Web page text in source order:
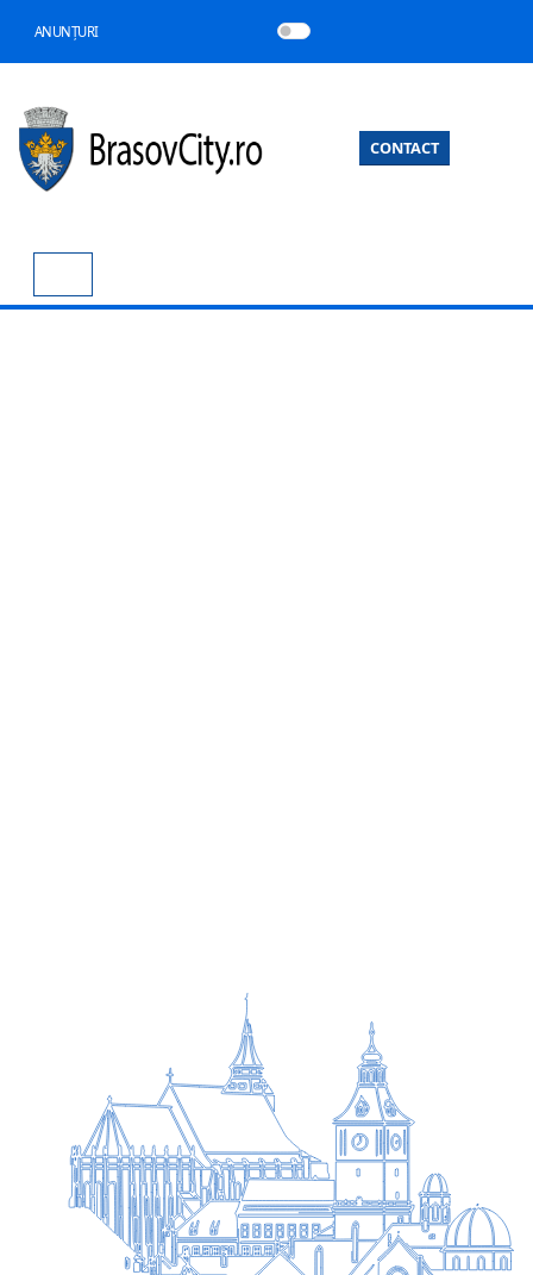
ANUNȚURI
CONTACT